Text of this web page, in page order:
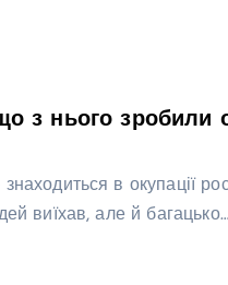
з нього зробили
в окупації
виїхав, але й багацько…